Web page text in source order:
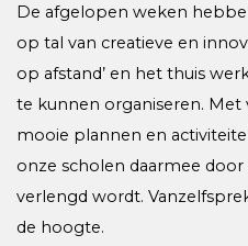
De afgelopen weken
op tal van creatieve en
op afstand’ en het thuis
te kunnen organiseren.
mooie plannen en
onze scholen daarmee door
verlengd wordt.
de hoogte.